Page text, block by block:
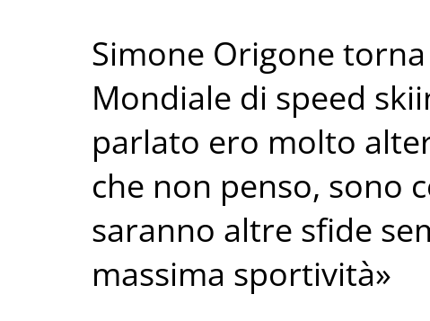
Simone Origone
Mondiale di speed
parlato ero molto
che non penso, sono
saranno altre sfide
massima sportività»